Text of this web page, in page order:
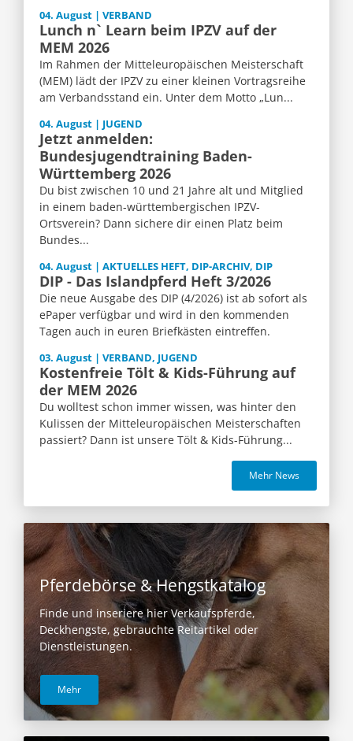
04. August | VERBAND
Lunch n` Learn beim IPZV auf der
MEM 2026
Im Rahmen der Mitteleuropäischen Meisterschaft
(MEM) lädt der IPZV zu einer kleinen Vortragsreihe
am Verbandsstand ein. Unter dem Motto „Lun...
04. August | JUGEND
Jetzt anmelden:
Bundesjugendtraining Baden-
Württemberg 2026
Du bist zwischen 10 und 21 Jahre alt und Mitglied
in einem baden-württembergischen IPZV-
Ortsverein? Dann sichere dir einen Platz beim
Bundes...
04. August | AKTUELLES HEFT, DIP-ARCHIV, DIP
DIP - Das Islandpferd Heft 3/2026
Die neue Ausgabe des DIP (4/2026) ist ab sofort als
ePaper verfügbar und wird in den kommenden
Tagen auch in euren Briefkästen eintreffen.
03. August | VERBAND, JUGEND
Kostenfreie Tölt & Kids-Führung auf
der MEM 2026
Du wolltest schon immer wissen, was hinter den
Kulissen der Mitteleuropäischen Meisterschaften
passiert? Dann ist unsere Tölt & Kids-Führung...
Mehr News
Pferdebörse & Hengstkatalog
Finde und inseriere hier Verkaufspferde,
Deckhengste, gebrauchte Reitartikel oder
Dienstleistungen.
Mehr